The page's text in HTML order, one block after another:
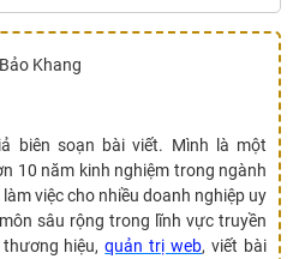
biên soạn bài viết. Mình là một
10 năm kinh nghiệm trong ngành
việc cho nhiều doanh nghiệp uy
sâu rộng trong lĩnh vực truyền
hiệu,quản trị web, viết bài